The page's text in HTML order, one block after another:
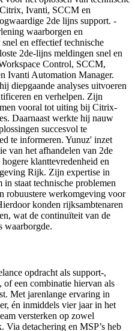
Ivanti, SCCM en
2de lijns support. -
waarborgen en
en effectief technische
2de-lijns meldingen snel en
Control, SCCM,
Ivanti Automation Manager.
diepgaande analyses uitvoeren
en verhelpen. Zijn
vooral tot uiting bij Citrix-
Daarnaast werkte hij nauw
succesvol te
te informeren. Yunuz' inzet
van het afhandelen van 2de
klanttevredenheid en
Rijk. Zijn expertise in
staat technische problemen
robuustere werkomgeving voor
konden rijksambtenaren
wat de continuïteit van de
waarborgde.
opdracht als support-,
of een combinatie hiervan als
Met jarenlange ervaring in
én inmiddels vier jaar in het
versterken op zowel
Via detachering en MSP’s heb